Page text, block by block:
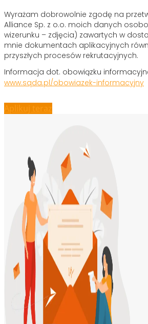
Wyrażam dobrowolnie zgodę na
Alliance Sp. z o.o. moich danych
wizerunku – zdjęcia) zawartych w
mnie dokumentach aplikacyjnych
przyszłych procesów rekrutacyjnych.
Informacja dot. obowiązku
www.sqda.pl/obowiazek-informacyjny